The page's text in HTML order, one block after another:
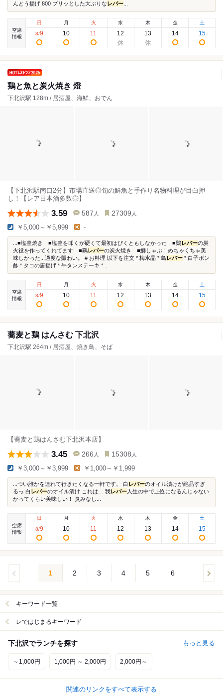
んとう揚げ 800 プリッとした大ぶりな レバー
空席
情報
日
8/9
月
10
火
11
水
12
木
13
金
14
土
15
鶏と魚と炭火焼き 燈
下北沢駅 128m / 居酒屋、海鮮、おでん
【下北沢駅南口2分】市場直送◎旬の鮮魚と手作り名物料理が目白押
し！【レア日本酒多数◎】
3.59 587 人 27309 人
￥5,000～￥5,999 -
...■塩釜焼き ■塩釜を叩くが硬くて最初はびくともしなかった ■鷄 レバーの炭
火役を作ってくれてます ■鷄 レバーの炭火焼き ■鰤しゃぶ！めちゃくちゃ美
味しかった...適度な賑わい。 # お料理 以下を注文 * 梅水晶 * 鳥 レバー * 白子ポン
酢 * タコの唐揚げ * 牛タンステーキ *...
空席
情報
日
8/9
月
10
火
11
水
12
木
13
金
14
土
15
蕎麦と鶏 はんさむ 下北沢
下北沢駅 264m / 居酒屋、焼き鳥、そば
【蕎麦と鶏はんさむ下北沢本店】
3.45 266 人 15308 人
￥3,000～￥3,999 ￥1,000～￥1,999
...つい誰かを連れて行きたくなる一軒です。 白 レバーのオイル漬けが絶品すぎ
るっ 白 レバーのオイル漬け これは… 我 レバー 人生の中で上位になるんじゃない
かってくらい美味しい！ 臭みなし...
空席
情報
日
8/9
月
10
火
11
水
12
木
13
金
14
土
15
1 2 3 4 5 6
キーワード一覧
レではじまるキーワード
下北沢でランチを探す もっと見る
～1,000円 1,000円 ～ 2,000円 2,000円～
関連のリンクをすべて表示する